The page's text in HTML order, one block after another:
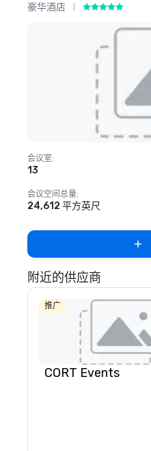
豪华酒店
Removed from favorites
会议室:
13
会议空间总量:
24,612 平方英尺
附近的供应商
推广
CORT Events